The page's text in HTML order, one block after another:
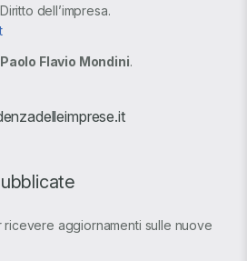
dell’impresa.
Paolo Flavio Mondini.
ricevere aggiornamenti sulle nuove